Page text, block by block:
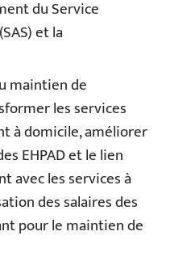
du Service
et la
maintien de
les services
à domicile, améliorer
EHPAD et le lien
avec les services à
des salaires des
pour le maintien de